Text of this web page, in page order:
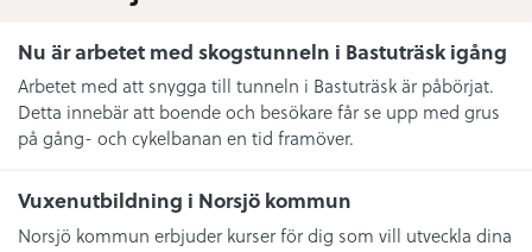
Nu är arbetet med skogstunneln i Bastuträsk igång
Arbetet med att snygga till tunneln i Bastuträsk är påbörjat.
Detta innebär att boende och besökare får se upp med grus
på gång- och cykelbanan en tid framöver.
Vuxenutbildning i Norsjö kommun
Norsjö kommun erbjuder kurser för dig som vill utveckla dina